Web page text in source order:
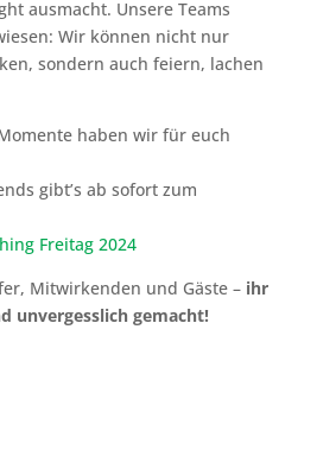
ausmacht. Unsere Teams
Wir können nicht nur
sondern auch feiern, lachen
haben wir für euch
gibt’s ab sofort zum
Freitag 2024
Mitwirkenden und Gäste – ihr
unvergesslich gemacht!